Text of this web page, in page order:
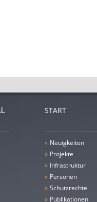
START
» Neuigkeiten
» Projekte
» Infrastruktur
» Personen
» Schutzrechte
» Publikationen